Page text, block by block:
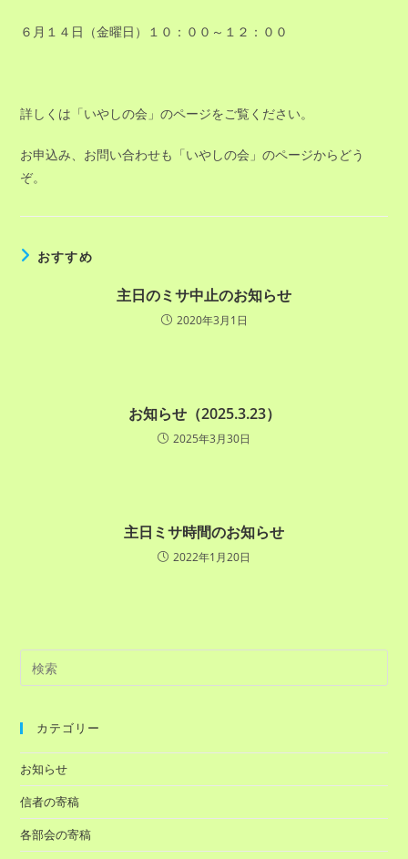
６月１４日（金曜日）１０：００～１２：００
詳しくは「いやしの会」のページをご覧ください。
お申込み、お問い合わせも「いやしの会」のページからどう
ぞ。
おすすめ
主日のミサ中止のお知らせ
2020年3月1日
お知らせ（2025.3.23）
2025年3月30日
主日ミサ時間のお知らせ
2022年1月20日
カテゴリー
お知らせ
信者の寄稿
各部会の寄稿